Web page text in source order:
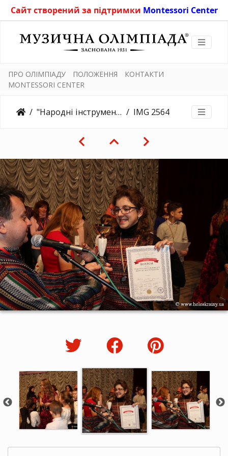
Сайт створений за підтримки Montessori Center
ПРО ОЛІМПІАДУ ПОЛОЖЕННЯ
КОНТАКТИ
MONTESSORI CENTER
"Народні інструменти" 8.11.2019 IMG 2564